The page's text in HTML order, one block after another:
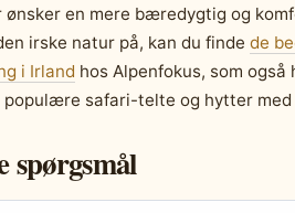
ønsker en mere bæredygtig og
irske natur på, kan du finde de
i Irland hos Alpenfokus, som også
populære safari-telte og hytter med
spørgsmål